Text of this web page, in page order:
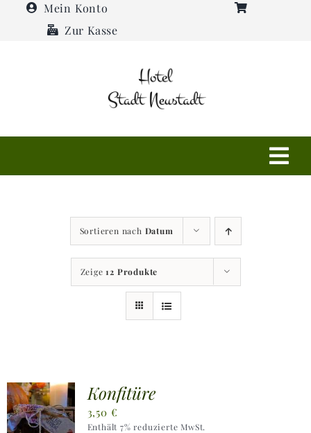
Mein Konto
Zur Kasse
Restaurant
Anfahrt + Kontakt
Sortieren nach Datum
Zeige12 Produkte
Konfitüre
3,50 €
Enthält 7% reduzierte MwSt.